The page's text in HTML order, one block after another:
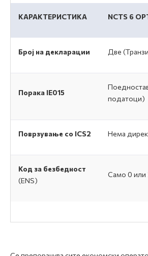
КАРАКТЕРИСТИКА NCTS 6
Број на декларации Две
Порака IE015
податоци)
Поврзување со ICS2 Нема
Код за безбедност
(ENS)
Само 0 или